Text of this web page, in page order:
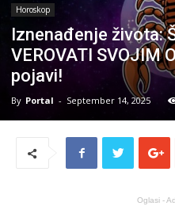
Horoskop
Iznenađenje života:
VEROVATI SVOJIM
pojavi!
By Portal - September 14, 2025
Oglasi -